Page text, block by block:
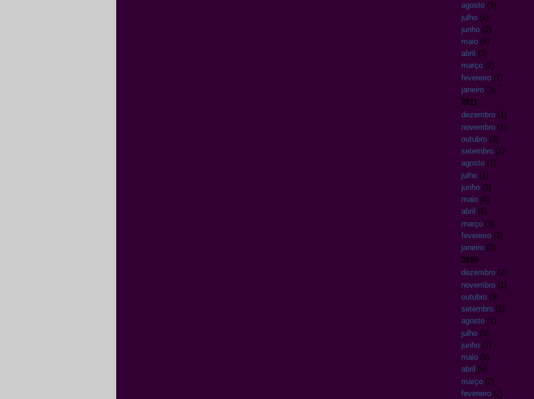
agosto(3)
julho(4)
junho(2)
maio(4)
abril (3)
março(2)
fevereiro(1)
janeiro(3)
2011
dezembro(1)
novembro(1)
outubro(2)
setembro(1)
agosto(1)
julho(1)
junho(3)
maio(4)
abril (5)
março(3)
fevereiro(3)
janeiro(1)
2010
dezembro(2)
novembro(1)
outubro(3)
setembro(6)
agosto(1)
julho(3)
junho(1)
maio(9)
abril (6)
março(2)
fevereiro(2)